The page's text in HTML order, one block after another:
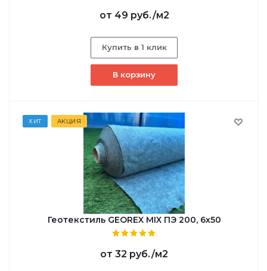
от 49 руб./м2
Купить в 1 клик
В корзину
ХИТ АКЦИЯ
Геотекстиль GEOREX MIX ПЭ 200, 6х50
от 32 руб./м2